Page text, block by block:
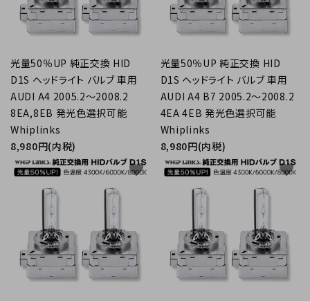
光量50％UP 純正交換 HID
D1S ヘッドライト バルブ 車用
AUDI A4 2005.2～2008.2
8EA,8EB 発光色選択可能
Whiplinks
8,980円(内税)
光量50％UP 純正交換 HID
D1S ヘッドライト バルブ 車用
AUDI A4 B7 2005.2～2008.2
4EA 4EB 発光色選択可能
Whiplinks
8,980円(内税)
favorite favorite